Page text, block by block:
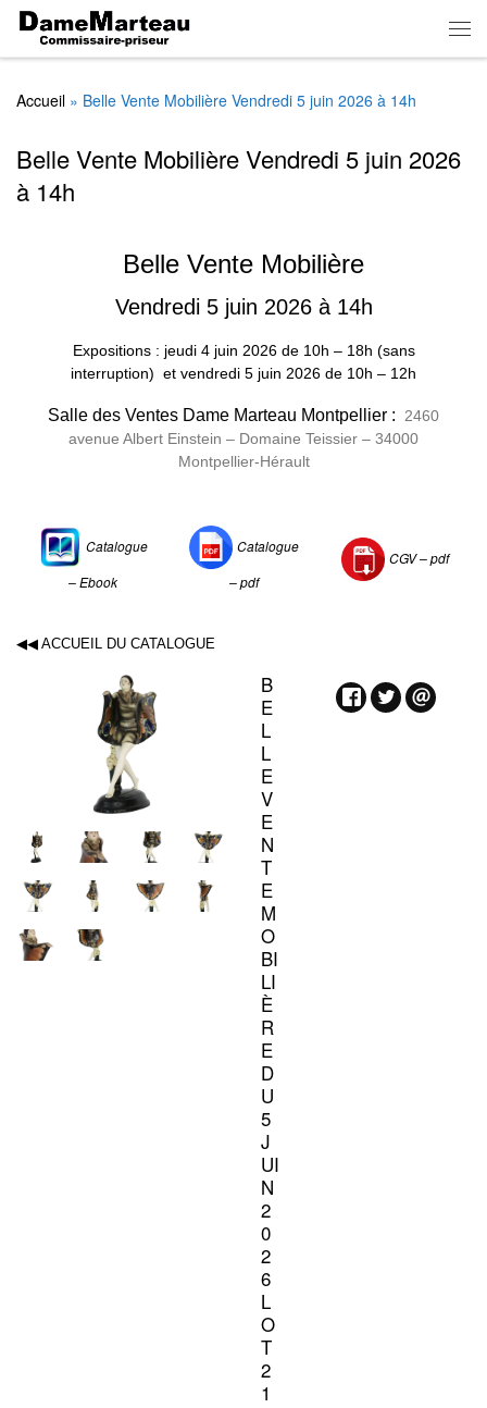
Skip to content
Accueil » Belle Vente Mobilière Vendredi 5 juin 2026 à 14h
Belle Vente Mobilière Vendredi 5 juin 2026
à 14h
Belle Vente Mobilière
Vendredi 5 juin 2026 à 14h
Expositions : jeudi 4 juin 2026de 10h – 18h (sans
interruption) et vendredi 5 juin 2026 de 10h – 12h
Salle des Ventes Dame Marteau Montpellier :
2460
avenue Albert Einstein – Domaine Teissier – 34000
Montpellier-Hérault
Catalogue
– Ebook
Catalogue
– pdf
CGV –pdf
◀◀ ACCUEIL DU CATALOGUE
B
E
L
L
E
V
E
N
T
E
M
O
BI
LI
È
R
E
D
U
5
J
UI
N
2
0
2
6
L
O
T
2
1